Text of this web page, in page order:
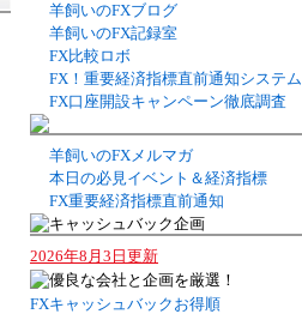
羊飼いのFXブログ
羊飼いのFX記録室
FX比較ロボ
FX！重要経済指標直前通知システム
FX口座開設キャンペーン徹底調査
羊飼いのFXメルマガ
本日の必見イベント＆経済指標
FX重要経済指標直前通知
2026年8月3日更新
FXキャッシュバックお得順